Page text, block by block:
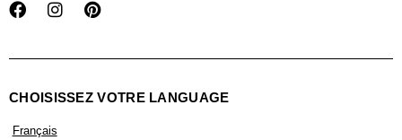
CHOISISSEZ VOTRE LANGUAGE
Français